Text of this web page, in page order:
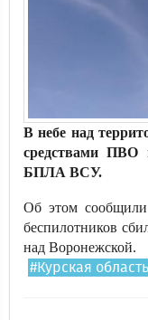
В небе над
средствами ПВО
БПЛА ВСУ.
Об этом
беспилотников
над Воронежской.
#Курская область